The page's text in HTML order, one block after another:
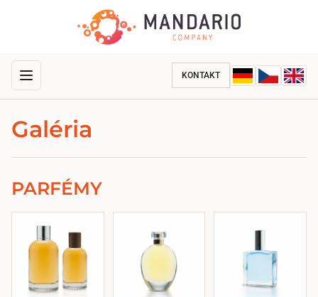
KONTAKT
Galéria
PARFÉMY